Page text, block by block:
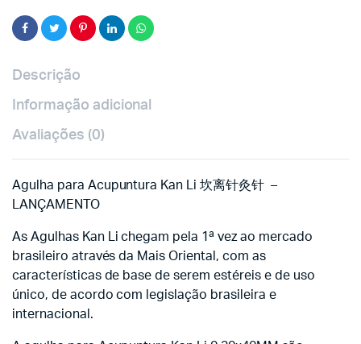
Descrição
Informação adicional
Avaliações (0)
Agulha para Acupuntura Kan Li 坎离针灸针 –
LANÇAMENTO
As Agulhas Kan Li chegam pela 1ª vez ao mercado
brasileiro através da Mais Oriental, com as
características de base de serem estéreis e de uso
único, de acordo com legislação brasileira e
internacional.